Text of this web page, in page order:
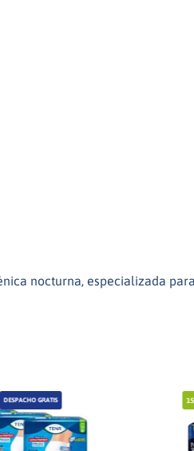
nocturna, especializada
DESPACHO GRATIS